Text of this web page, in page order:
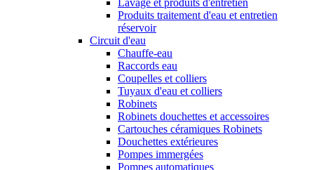
Lavage et produits d'entretien
Produits traitement d'eau et entretien
réservoir
Circuit d'eau
Chauffe-eau
Raccords eau
Coupelles et colliers
Tuyaux d'eau et colliers
Robinets
Robinets douchettes et accessoires
Cartouches céramiques Robinets
Douchettes extérieures
Pompes immergées
Pompes automatiques